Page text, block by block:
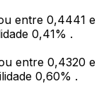
entre 0,4441 e
0,41% .
entre 0,4320 e
0,60% .